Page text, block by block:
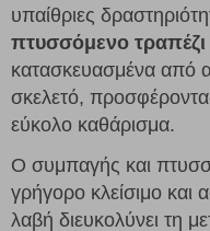
υπαίθριες
πτυσσόμενο τραπέζι
κατασκευασμένα από
σκελετό,
εύκολο καθάρισμα.
Ο συμπαγής και
γρήγορο κλείσιμο
λαβή διευκολύνει τη